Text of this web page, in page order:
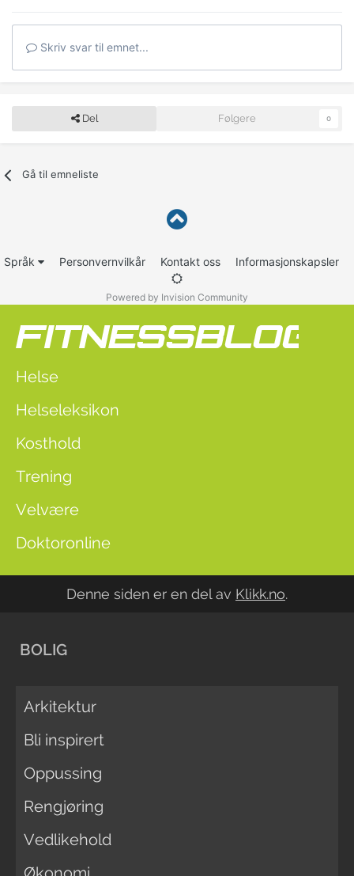
Skriv svar til emnet...
Del Følgere 0
Gå til emneliste
Språk Personvernvilkår Kontakt oss Informasjonskapsler
Powered by Invision Community
Helse
Helseleksikon
Kosthold
Trening
Velvære
Doktoronline
Denne siden er en del av Klikk.no.
BOLIG
Arkitektur
Bli inspirert
Oppussing
Rengjøring
Vedlikehold